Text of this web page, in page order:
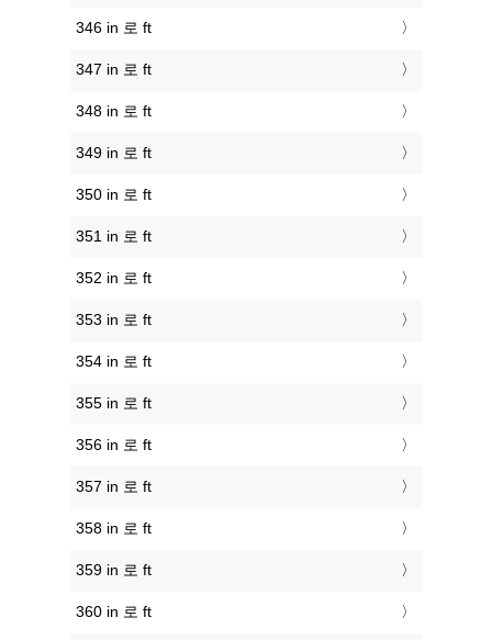
346 in 로 ft
347 in 로 ft
348 in 로 ft
349 in 로 ft
350 in 로 ft
351 in 로 ft
352 in 로 ft
353 in 로 ft
354 in 로 ft
355 in 로 ft
356 in 로 ft
357 in 로 ft
358 in 로 ft
359 in 로 ft
360 in 로 ft